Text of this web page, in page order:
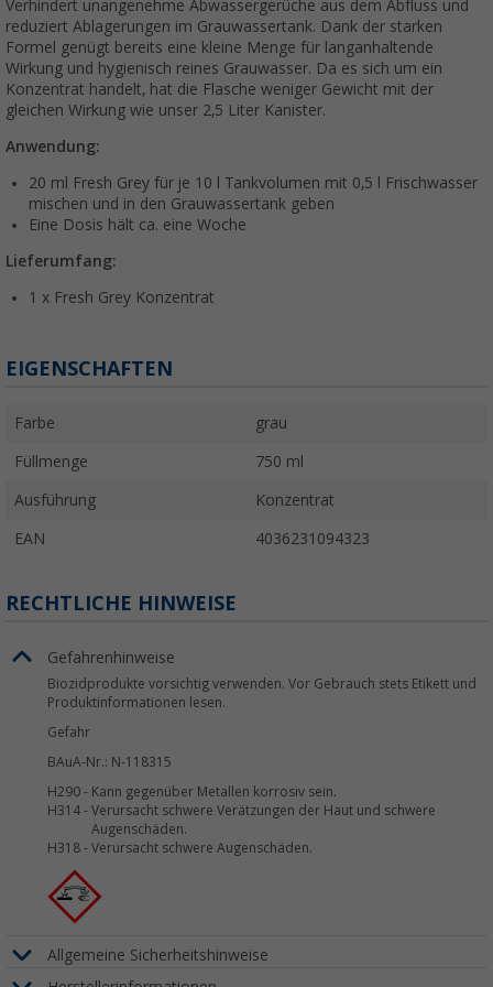
Verhindert unangenehme Abwassergerüche aus dem Abfluss und
reduziert Ablagerungen im Grauwassertank. Dank der starken
Formel genügt bereits eine kleine Menge für langanhaltende
Wirkung und hygienisch reines Grauwasser. Da es sich um ein
Konzentrat handelt, hat die Flasche weniger Gewicht mit der
gleichen Wirkung wie unser 2,5 Liter Kanister.
Anwendung:
20 ml Fresh Grey für je 10 l Tankvolumen mit 0,5 l Frischwasser
mischen und in den Grauwassertank geben
Eine Dosis hält ca. eine Woche
Lieferumfang:
1 x Fresh Grey Konzentrat
EIGENSCHAFTEN
Farbe grau
Füllmenge 750 ml
Ausführung Konzentrat
EAN 4036231094323
RECHTLICHE HINWEISE
Gefahrenhinweise
Biozidprodukte vorsichtig verwenden. Vor Gebrauch stets Etikett und
Produktinformationen lesen.
Gefahr
BAuA-Nr.: N-118315
H290 - Kann gegenüber Metallen korrosiv sein.
H314 - Verursacht schwere Verätzungen der Haut und schwere
Augenschäden.
H318 - Verursacht schwere Augenschäden.
Allgemeine Sicherheitshinweise